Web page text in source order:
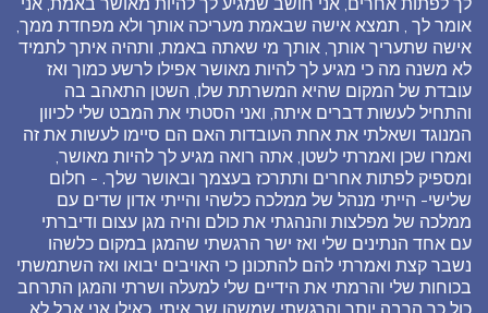
אומר לך , תמצא אישה שבאמת מעריכה אותך ולא מפחדת ממך,
אישה שתעריך אותך, אותך מי שאתה באמת, ותהיה איתך לתמיד
לא משנה מה כי מגיע לך להיות מאושר אפילו לרשע כמוך ואז
עובדת של המקום שהיא המשרתת שלו, השטן התאהב בה
והתחיל לעשות דברים איתה, ואני הסטתי את המבט שלי לכיוון
המנוגד ושאלתי את אחת העובדות האם הם סיימו לעשות את זה
ואמרו שכן ואמרתי לשטן, אתה רואה מגיע לך להיות מאושר,
ומספיק לפתות אחרים ותתרכז בעצמך ובאושר שלך. - חלום
שלישי- הייתי מנהל של ממלכה כלשהי והייתי אדון שדים עם
ממלכה של מפלצות והנהגתי את כולם והיה מגן עצום ודיברתי
עם אחד הנתינים שלי ואז ישר הרגשתי שהמגן במקום כלשהו
נשבר קצת ואמרתי להם להתכונן כי האויבים יבואו ואז השתמשתי
בכוחות שלי והרמתי את הידיים שלי למעלה ושרתי והמגן התרחב